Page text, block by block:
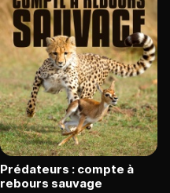
Prédateurs : compte à
rebours sauvage